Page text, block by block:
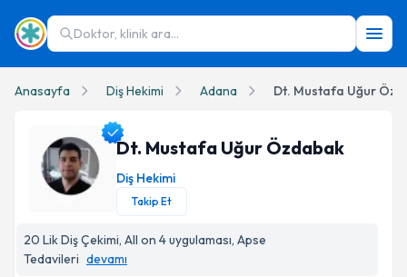
Doktor, klinik ara...
Anasayfa Diş Hekimi Adana Dt. Mustafa Uğur
Dt. Mustafa Uğur Özdabak
Diş Hekimi
Takip Et
20 Lik Diş Çekimi, All on 4 uygulaması, Apse
Tedavileri devamı